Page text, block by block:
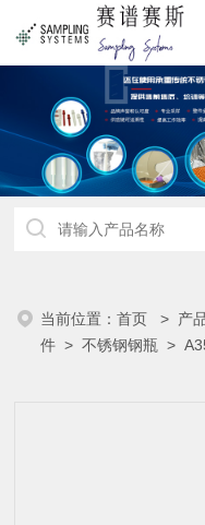
当前位置：首页 > 产
件 >不锈钢钢瓶 >